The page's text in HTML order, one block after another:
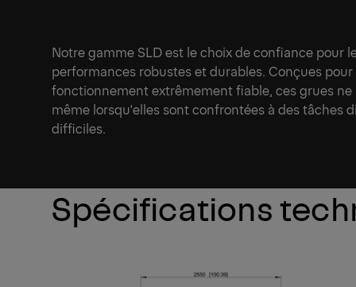
Notre gamme SLD est le choix de confiance pour
performances robustes et durables. Conçues
fonctionnement extrêmement fiable, ces grues
même lorsqu'elles sont confrontées à des tâches
difficiles.
Spécifications